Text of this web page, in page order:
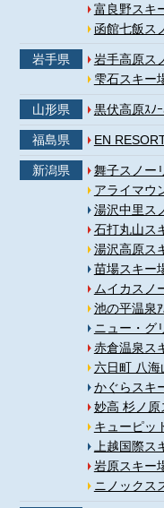
富良野スキ
函館七飯ス
岩手県
岩手高原ス
雫石スキー
山形県 黒伏高原ｽﾉｰ
福島県 EN
新潟県
舞子スノー
アライマウ
湯沢中里ス
石打丸山ス
湯沢高原ス
苗場スキー
ムイカスノ
池の平温泉ｱ
ニュー・グ
赤倉温泉ス
六日町 八海
かぐらスキ
妙高 杉ノ原
キューピッ
上越国際ス
岩原スキー
ニノックス